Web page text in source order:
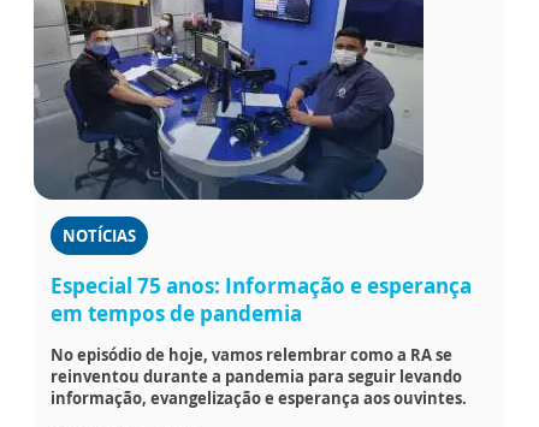
NOTÍCIAS
Especial 75 anos: Informação e esperança
em tempos de pandemia
No episódio de hoje, vamos relembrar como a RA se
reinventou durante a pandemia para seguir levando
informação, evangelização e esperança aos ouvintes.